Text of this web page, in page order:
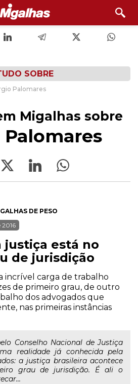
SOBRE
Palomares
Migalhas sobre
DE PESO
justiça está no
de jurisdição
incrível carga de trabalho
de primeiro grau, de outro
dos advogados que
nas primeiras instâncias
Conselho Nacional de Justiça
realidade já conhecida pela
a justiça brasileira acontece
grau de jurisdição. É ali o